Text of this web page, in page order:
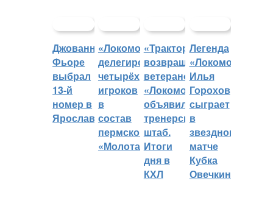
Джованни
Фьоре
выбрал
13-й
номер в
Ярославле
«Локомотив»
делегировал
четырёх
игроков
в
состав
пермского
«Молота»
«Трактор»
возвращает
ветеранов,
«Локомотив»
объявил
тренерский
штаб.
Итоги
дня в
КХЛ
Легенда
«Локомотива»
Илья
Горохов
сыграет
в
звездном
матче
Кубка
Овечкина